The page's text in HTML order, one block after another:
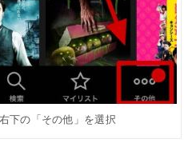
下の「その他」を選択